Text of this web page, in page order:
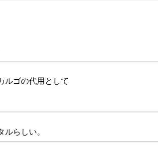
ルゴの代用として
らしい。